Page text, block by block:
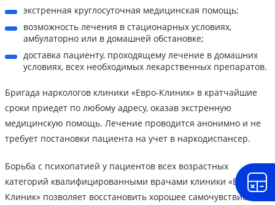
экстренная круглосуточная медицинская помощь;
возможность лечения в стационарных условиях,
амбулаторно или в домашней обстановке;
доставка пациенту, проходящему лечение в домашних
условиях, всех необходимых лекарственных препаратов.
Бригада наркологов клиники «Евро-Клиник» в кратчайшие
сроки приедет по любому адресу, оказав экстренную
медицинскую помощь. Лечение проводится анонимно и не
требует постановки пациента на учет в наркодиспансер.
Борьба с психопатией у пациентов всех возрастных
категорий квалифицированными врачами клиники «Евро-
Клиник» позволяет восстановить хорошее самочувствие,